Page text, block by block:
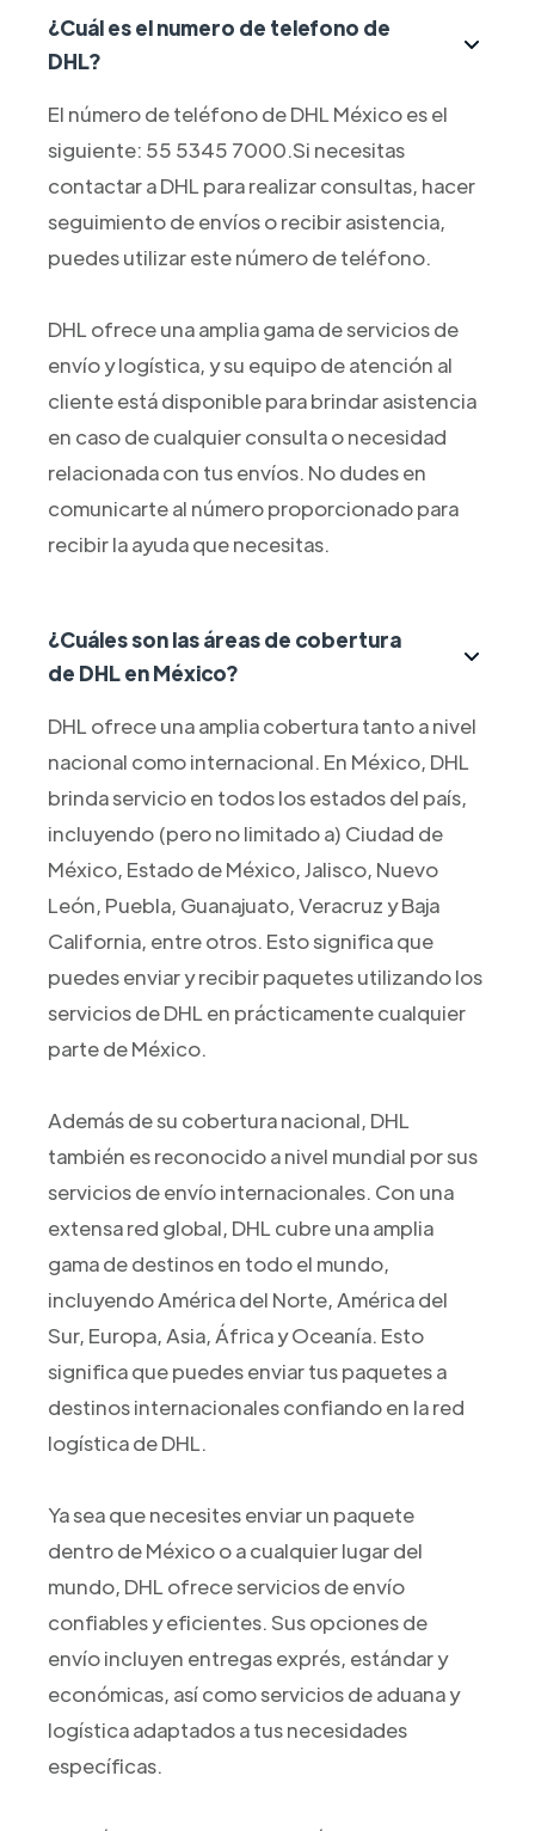
¿Cuál es el numero de telefono de
DHL?
El número de teléfono de DHL México es el
siguiente: 55 5345 7000.Si necesitas
contactar a DHL para realizar consultas, hacer
seguimiento de envíos o recibir asistencia,
puedes utilizar este número de teléfono.
DHL ofrece una amplia gama de servicios de
envío y logística, y su equipo de atención al
cliente está disponible para brindar asistencia
en caso de cualquier consulta o necesidad
relacionada con tus envíos. No dudes en
comunicarte al número proporcionado para
recibir la ayuda que necesitas.
¿Cuáles son las áreas de cobertura
de DHL en México?
DHL ofrece una amplia cobertura tanto a nivel
nacional como internacional. En México, DHL
brinda servicio en todos los estados del país,
incluyendo (pero no limitado a) Ciudad de
México, Estado de México, Jalisco, Nuevo
León, Puebla, Guanajuato, Veracruz y Baja
California, entre otros. Esto significa que
puedes enviar y recibir paquetes utilizando los
servicios de DHL en prácticamente cualquier
parte de México.
Además de su cobertura nacional, DHL
también es reconocido a nivel mundial por sus
servicios de envío internacionales. Con una
extensa red global, DHL cubre una amplia
gama de destinos en todo el mundo,
incluyendo América del Norte, América del
Sur, Europa, Asia, África y Oceanía. Esto
significa que puedes enviar tus paquetes a
destinos internacionales confiando en la red
logística de DHL.
Ya sea que necesites enviar un paquete
dentro de México o a cualquier lugar del
mundo, DHL ofrece servicios de envío
confiables y eficientes. Sus opciones de
envío incluyen entregas exprés, estándar y
económicas, así como servicios de aduana y
logística adaptados a tus necesidades
específicas.